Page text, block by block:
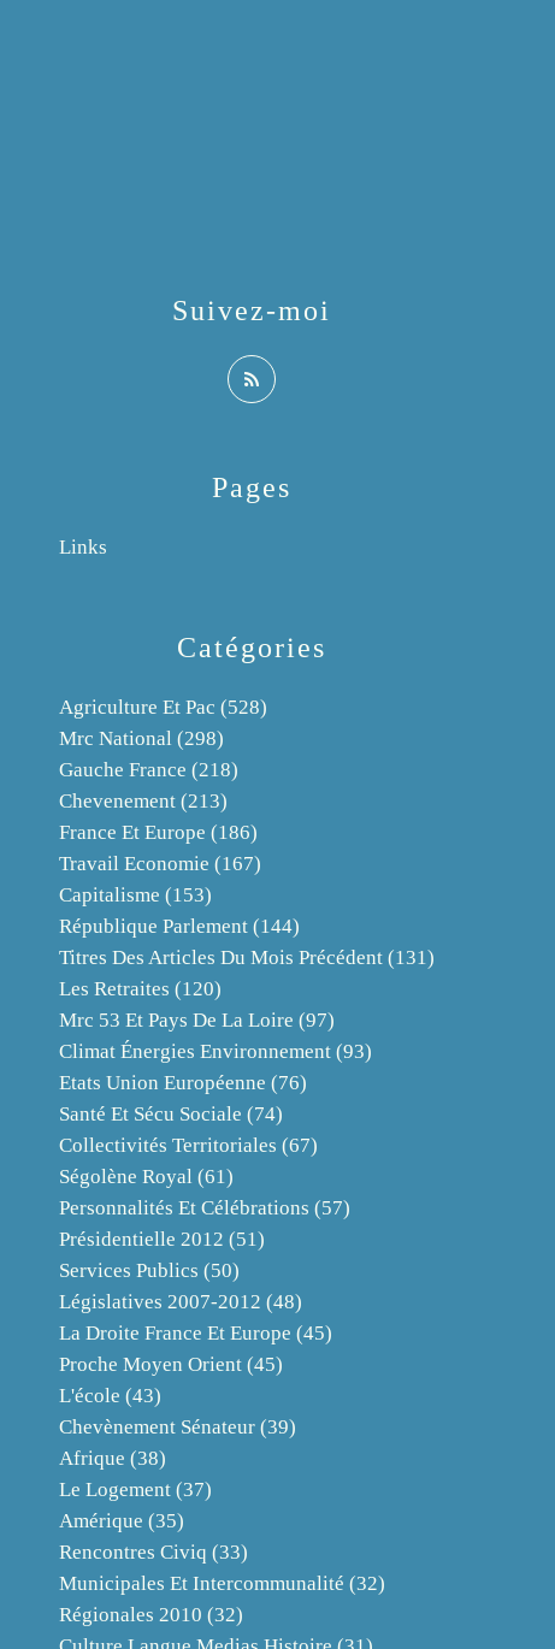
Catégories
Agriculture Et Pac (528)
Mrc National (298)
Gauche France (218)
Chevenement (213)
France Et Europe (186)
Travail Economie (167)
Capitalisme (153)
République Parlement (144)
Titres Des Articles Du Mois Précédent (131)
Les Retraites (120)
Mrc 53 Et Pays De La Loire (97)
Climat Énergies Environnement (93)
Etats Union Européenne (76)
Santé Et Sécu Sociale (74)
Collectivités Territoriales (67)
Ségolène Royal (61)
Personnalités Et Célébrations (57)
Présidentielle 2012 (51)
Services Publics (50)
Législatives 2007-2012 (48)
La Droite France Et Europe (45)
Proche Moyen Orient (45)
L'école (43)
Chevènement Sénateur (39)
Afrique (38)
Le Logement (37)
Amérique (35)
Rencontres Civiq (33)
Municipales Et Intercommunalité (32)
Régionales 2010 (32)
Pages
Links
Suivez-moi